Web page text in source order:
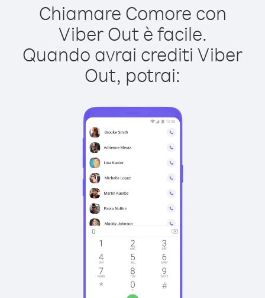
Chiamare Comore con
Viber Out è facile.
Quando avrai crediti Viber
Out, potrai: